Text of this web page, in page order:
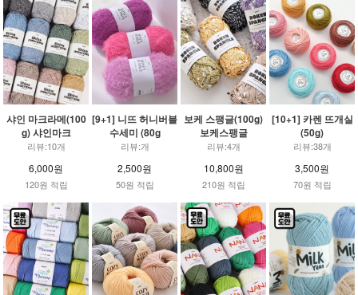
샤인 마크라메(100
g) 샤인마크
리뷰:10개
6,000원
120원 적립
[9+1] 니뜨 허니버블
수세미 (80g
리뷰:개
2,500원
50원 적립
보케 스팽글(100g)
보케스팽글
리뷰:4개
10,800원
210원 적립
[10+1] 카렌 뜨개실
(50g)
리뷰:38개
3,500원
70원 적립